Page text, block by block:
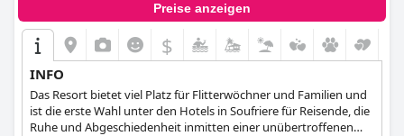
Preise anzeigen
$
INFO
Das Resort bietet viel Platz für Flitterwöchner und Familien und
ist die erste Wahl unter den Hotels in Soufriere für Reisende, die
Ruhe und Abgeschiedenheit inmitten einer unübertroffenen